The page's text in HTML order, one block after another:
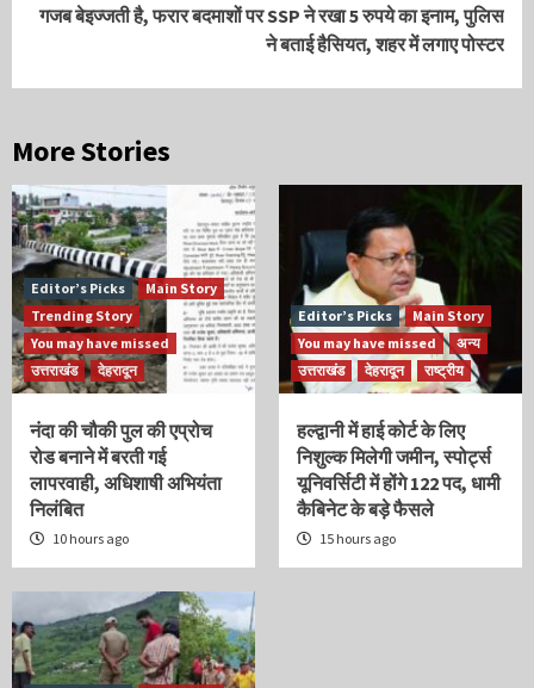
गजब बेइज्जती है, फरार बदमाशों पर SSP ने रखा 5 रुपये का इनाम, पुलिस
ने बताई हैसियत, शहर में लगाए पोस्टर
More Stories
Editor’s Picks
Main Story
Trending Story
You may have missed
उत्तराखंड
देहरादून
नंदा की चौकी पुल की एप्रोच
रोड बनाने में बरती गई
लापरवाही, अधिशाषी अभियंता
निलंबित
10 hours ago
Editor’s Picks
Main Story
You may have missed
अन्य
उत्तराखंड
देहरादून राष्ट्रीय
हल्द्वानी में हाई कोर्ट के लिए
निशुल्क मिलेगी जमीन, स्पोर्ट्स
यूनिवर्सिटी में होंगे 122 पद, धामी
कैबिनेट के बड़े फैसले
15 hours ago